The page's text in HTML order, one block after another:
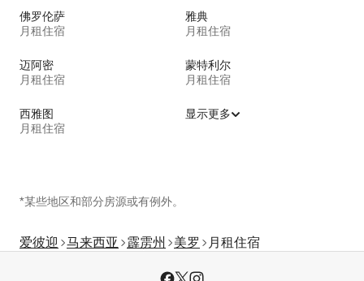
佛罗伦萨
月租住宿
雅典
月租住宿
迈阿密
月租住宿
蒙特利尔
月租住宿
西雅图
月租住宿
显示更多
*某些地区和部分房源或有例外。
爱彼迎 马来西亚 霹雳州 美罗 月租住宿